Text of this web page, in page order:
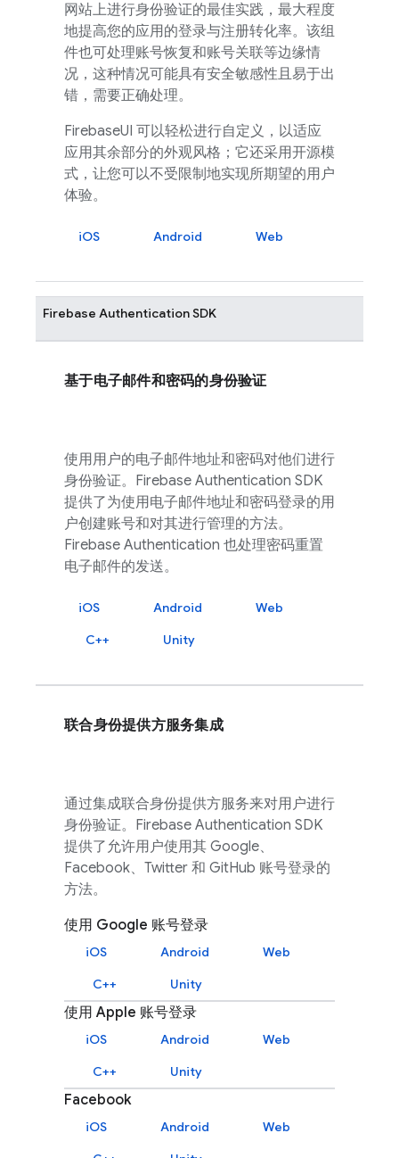
网站上进行身份验证的最佳实践，最大程度
地提高您的应用的登录与注册转化率。该组
件也可处理账号恢复和账号关联等边缘情
况，这种情况可能具有安全敏感性且易于出
错，需要正确处理。
FirebaseUI 可以轻松进行自定义，以适应
应用其余部分的外观风格；它还采用开源模
式，让您可以不受限制地实现所期望的用户
体验。
iOS Android Web
Firebase AuthenticationSDK
基于电子邮件和密码的身份验证
使用用户的电子邮件地址和密码对他们进行
身份验证。 Firebase Authentication SDK
提供了为使用电子邮件地址和密码登录的用
户创建账号和对其进行管理的方法。
Firebase Authentication 也处理密码重置
电子邮件的发送。
iOS Android
Web
C++
Unity
联合身份提供方服务集成
通过集成联合身份提供方服务来对用户进行
身份验证。 Firebase Authentication SDK
提供了允许用户使用其 Google、
Facebook、Twitter 和 GitHub 账号登录的
方法。
使用 Google 账号登录
iOS Android
Web
C++
Unity
使用 Apple 账号登录
iOS Android
Web
C++
Unity
Facebook
iOS Android
Web